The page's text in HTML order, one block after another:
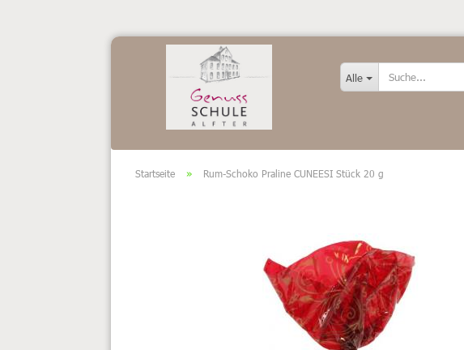
Alle
Startseite » Rum-Schoko Praline CUNEESI Stück 20 g